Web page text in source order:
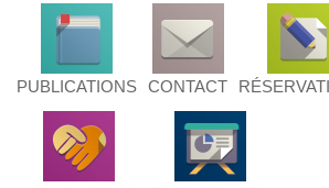
PUBLICATIONS CONTACT